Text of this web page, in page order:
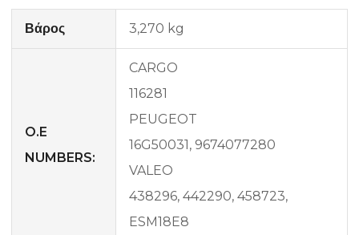
Βάρος 3,270 kg
O.E
NUMBERS:
CARGO
116281
PEUGEOT
16G50031, 9674077280
VALEO
438296, 442290, 458723,
ESM18E8